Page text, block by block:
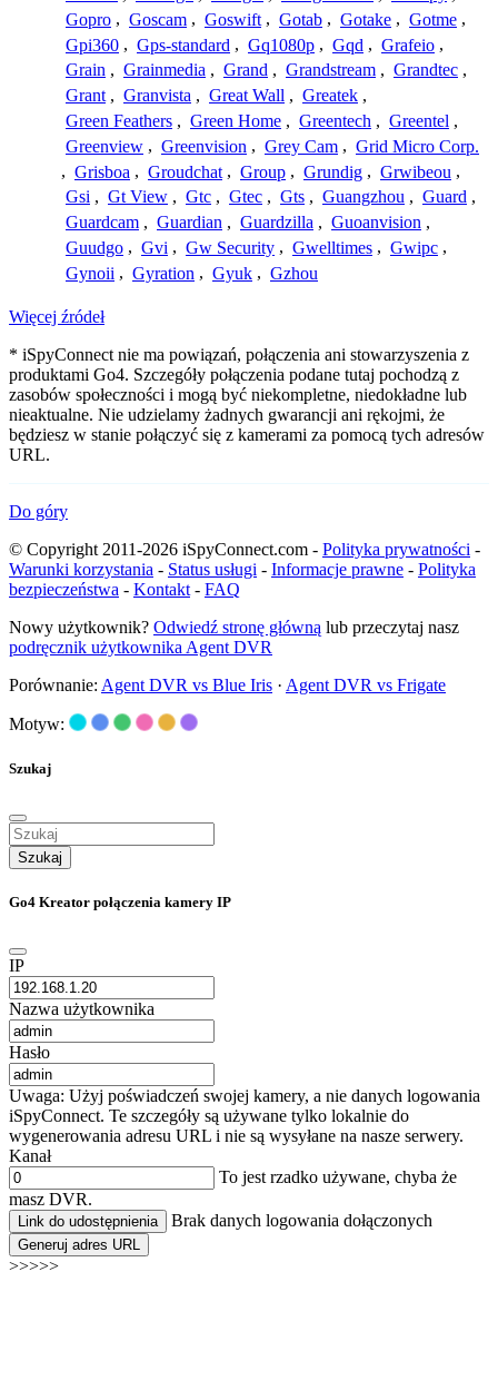
Gopro , Goscam , Goswift , Gotab , Gotake , Gotme ,
Gpi360 , Gps-standard , Gq1080p , Gqd , Grafeio ,
Grain , Grainmedia , Grand , Grandstream , Grandtec ,
Grant , Granvista , Great Wall , Greatek ,
Green Feathers , Green Home , Greentech , Greentel ,
Greenview , Greenvision , Grey Cam , Grid Micro Corp.
, Grisboa , Groudchat , Group , Grundig , Grwibeou ,
Gsi , Gt View , Gtc , Gtec , Gts , Guangzhou , Guard ,
Guardcam , Guardian , Guardzilla , Guoanvision ,
Guudgo , Gvi , Gw Security , Gwelltimes , Gwipc ,
Gynoii , Gyration , Gyuk , Gzhou
Więcej źródeł
* iSpyConnect nie ma powiązań, połączenia ani stowarzyszenia z
produktami Go4. Szczegóły połączenia podane tutaj pochodzą z
zasobów społeczności i mogą być niekompletne, niedokładne lub
nieaktualne. Nie udzielamy żadnych gwarancji ani rękojmi, że
będziesz w stanie połączyć się z kamerami za pomocą tych adresów
URL.
Do góry
© Copyright 2011-2026 iSpyConnect.com - Polityka prywatności -
Warunki korzystania - Status usługi - Informacje prawne - Polityka
bezpieczeństwa - Kontakt - FAQ
Nowy użytkownik? Odwiedź stronę główną lub przeczytaj nasz
podręcznik użytkownika Agent DVR
Porównanie: Agent DVR vs Blue Iris · Agent DVR vs Frigate
Motyw:
Szukaj
Szukaj
Go4 Kreator połączenia kamery IP
IP
Nazwa użytkownika
Hasło
Uwaga: Użyj poświadczeń swojej kamery, a nie danych logowania
iSpyConnect. Te szczegóły są używane tylko lokalnie do
wygenerowania adresu URL i nie są wysyłane na nasze serwery.
Kanał
To jest rzadko używane, chyba że
masz DVR.
Link do udostępnienia Brak danych logowania dołączonych
Generuj adres URL
>>>>>